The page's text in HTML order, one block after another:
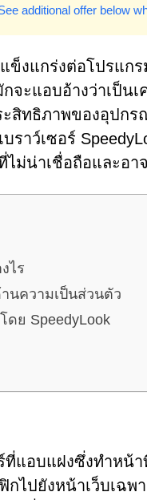
additional offer below
งแกร่งต่อโปรแก
จะแอบอ้างว่าเป็
ะสิทธิภาพของอุป
ราว์เซอร์
ไม่น่าเชื่อถือและอ
ไร
นความเป็นส่วนตัว
ย SpeedyLook
ที่แอบแฝงซึ่งทำหน้
ไปยังหน้าเว็บเฉพ